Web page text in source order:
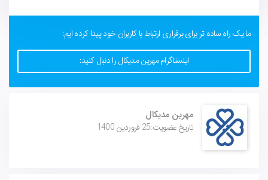
مهرین مدیکال
تاریخ عضویت:25 فروردین 1400
ما یک راه ساده تر برای برقراری ارتباط با کاربران خود پیدا کرده ایم:
اینستاگرام مهرین مدیکال را دنبال کنید: